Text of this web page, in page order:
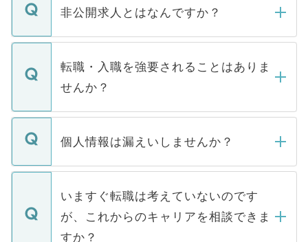
登録内容を確認し、その後メールもしくは
ます。通常、5営業日以内にはご連絡をせて
いただきますので、しばらくお待ちくださ
非公開求人とはなんですか？
マイナビDOCTORで取り扱っている求人の
うち約3割は、Webサイトからご覧いただ
けない「非公開求人」です。非公開求人は
下記の理由によって、一般には公開してい
ません。
■応募殺到を避けるため 人気のある医療機
関を公にしてしまうと、応募が殺到する場
に、医療機関が求める条件に合った人材の
みを人材紹介会社に依頼するケースが増え
ています。
転職・入職を強要されることはありま
せんか？
転職・入職を強要することは一切ありませ
ん。また、仮に応募先から内定をいただい
定を承諾する必要はありません。内定先へ
の辞退の連絡はキャリアパートナーが行い
個人情報は漏えいしませんか？
個人情報が漏えいすることはありませんの
で、ご安心ください。当サイトからの登録
などで収集したご登録者様の個人情報は、
ご本人のキャリアアップおよび転職活動の
いますぐ転職は考えていないのです
が、これからのキャリアを相談できま
すか？